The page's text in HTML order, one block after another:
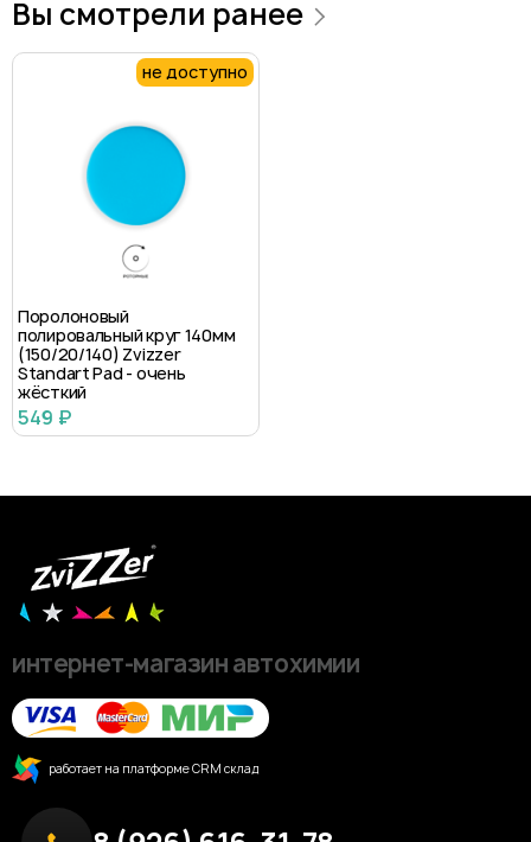
Вы смотрели ранее
не доступно
Поролоновый
полировальный круг 140мм
(150/20/140) Zvizzer
Standart Pad - очень
жёсткий
549 ₽
интернет-магазин автохимии
работает на платформе CRM склад